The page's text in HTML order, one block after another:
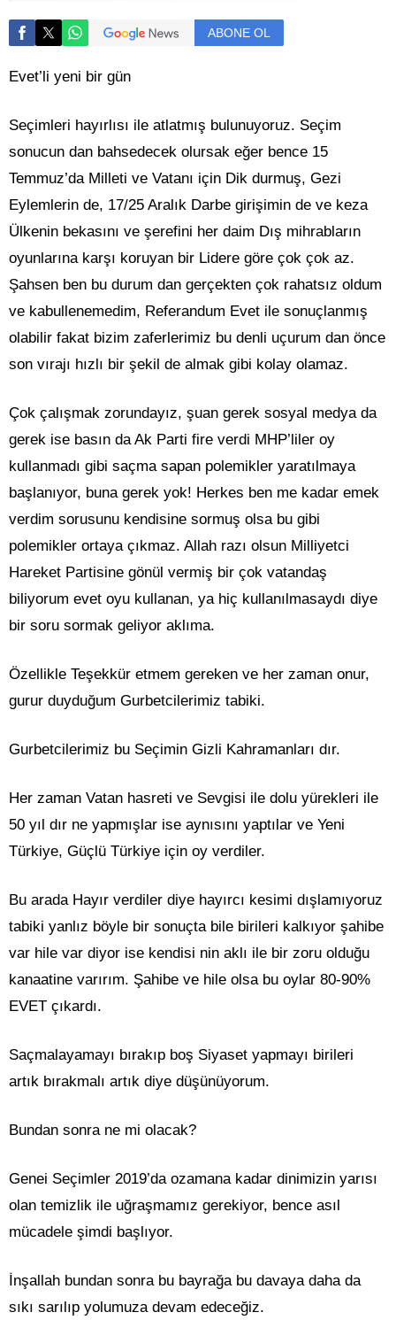
ABONE OL
Evet’li yeni bir gün
Seçimleri hayırlısı ile atlatmış bulunuyoruz. Seçim
sonucun dan bahsedecek olursak eğer bence 15
Temmuz’da Milleti ve Vatanı için Dik durmuş, Gezi
Eylemlerin de, 17/25 Aralık Darbe girişimin de ve keza
Ülkenin bekasını ve şerefini her daim Dış mihrabların
oyunlarına karşı koruyan bir Lidere göre çok çok az.
Şahsen ben bu durum dan gerçekten çok rahatsız oldum
ve kabullenemedim, Referandum Evet ile sonuçlanmış
olabilir fakat bizim zaferlerimiz bu denli uçurum dan önce
son vırajı hızlı bir şekil de almak gibi kolay olamaz.
Çok çalışmak zorundayız, şuan gerek sosyal medya da
gerek ise basın da Ak Parti fire verdi MHP’liler oy
kullanmadı gibi saçma sapan polemikler yaratılmaya
başlanıyor, buna gerek yok! Herkes ben me kadar emek
verdim sorusunu kendisine sormuş olsa bu gibi
polemikler ortaya çıkmaz. Allah razı olsun Milliyetci
Hareket Partisine gönül vermiş bir çok vatandaş
biliyorum evet oyu kullanan, ya hiç kullanılmasaydı diye
bir soru sormak geliyor aklıma.
Özellikle Teşekkür etmem gereken ve her zaman onur,
gurur duyduğum Gurbetcilerimiz tabiki.
Gurbetcilerimiz bu Seçimin Gizli Kahramanları dır.
Her zaman Vatan hasreti ve Sevgisi ile dolu yürekleri ile
50 yıl dır ne yapmışlar ise aynısını yaptılar ve Yeni
Türkiye, Güçlü Türkiye için oy verdiler.
Bu arada Hayır verdiler diye hayırcı kesimi dışlamıyoruz
tabiki yanlız böyle bir sonuçta bile birileri kalkıyor şahibe
var hile var diyor ise kendisi nin aklı ile bir zoru olduğu
kanaatine varırım. Şahibe ve hile olsa bu oylar 80-90%
EVET çıkardı.
Saçmalayamayı bırakıp boş Siyaset yapmayı birileri
artık bırakmalı artık diye düşünüyorum.
Bundan sonra ne mi olacak?
Genei Seçimler 2019’da ozamana kadar dinimizin yarısı
olan temizlik ile uğraşmamız gerekiyor, bence asıl
mücadele şimdi başlıyor.
İnşallah bundan sonra bu bayrağa bu davaya daha da
sıkı sarılıp yolumuza devam edeceğiz.